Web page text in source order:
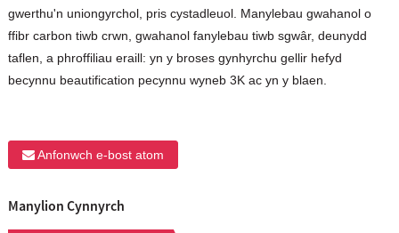
gwerthu'n uniongyrchol, pris cystadleuol. Manylebau gwahanol o
ffibr carbon tiwb crwn, gwahanol fanylebau tiwb sgwâr, deunydd
taflen, a phroffiliau eraill: yn y broses gynhyrchu gellir hefyd
becynnu beautification pecynnu wyneb 3K ac yn y blaen.
Anfonwch e-bost atom
Manylion Cynnyrch